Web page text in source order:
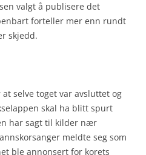
valgt å publisere det
forteller mer enn rundt
skjedd.
selve toget var avsluttet og
skal ha blitt spurt
har sagt til kilder nær
meldte seg som
ble annonsert for korets